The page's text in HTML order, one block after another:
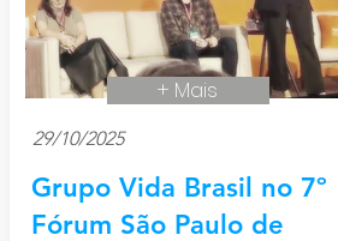
+ Mais
29/10/2025
Grupo Vida Brasil no 7º
Fórum São Paulo de